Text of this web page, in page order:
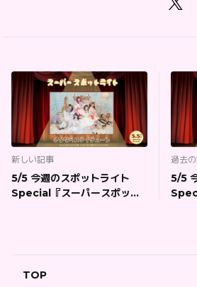
新しい記事
5/5 今週のスポットライト
Special『スーパースポット
過去
5/5
TOP